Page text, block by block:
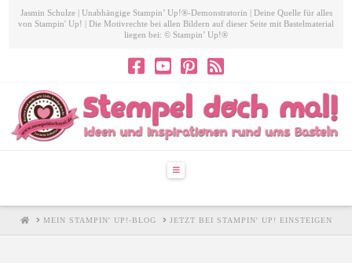
Jasmin Schulze | Unabhängige Stampin’ Up!®-Demonstratorin | Deine Quelle für alles
von Stampin' Up! | Die Motivrechte bei allen Bildern auf dieser Seite mit Bastelmaterial
liegen bei: © Stampin’ Up!®
Navigation
HOMEMEIN STAMPIN' UP!-BLOG JETZT BEI STAMPIN' UP! EINSTEIGEN